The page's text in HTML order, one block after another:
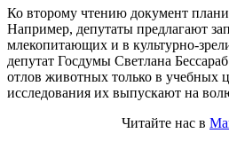
Ко второму чтению документ
Например, депутаты предлагают
млекопитающих и в культурно-
депутат Госдумы Светлана
отлов животных только в учебных
исследования их выпускают на
Читайте нас в